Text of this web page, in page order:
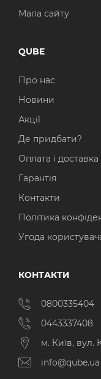
Мапа сайту
QUBE
Про нас
Новини
Акції
Де придбати?
Оплата і доставка
Гарантія
Контакти
Політика
Угода
КОНТАКТИ
0800335404
0443337408
м. Київ, вул.
info@qube.ua